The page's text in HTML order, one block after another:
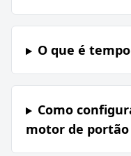
O que é
Como
motor de portão